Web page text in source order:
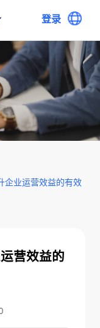
登录
企业运营效益的有效
营效益的